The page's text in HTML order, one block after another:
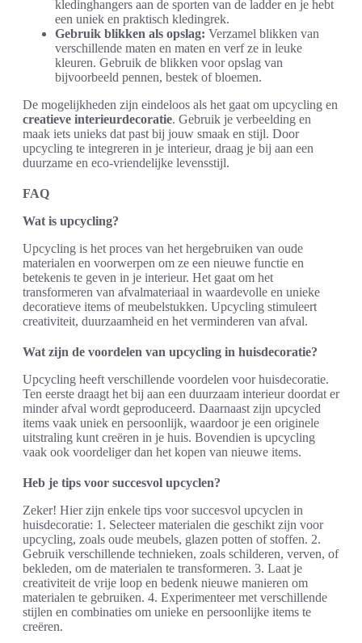
kledinghangers aan de sporten van de ladder en je hebt
een uniek en praktisch kledingrek.
Gebruik blikken als opslag: Verzamel blikken van
verschillende maten en maten en verf ze in leuke
kleuren. Gebruik de blikken voor opslag van
bijvoorbeeld pennen, bestek of bloemen.
De mogelijkheden zijn eindeloos als het gaat om upcycling en
creatieve interieurdecoratie. Gebruik je verbeelding en
maak iets unieks dat past bij jouw smaak en stijl. Door
upcycling te integreren in je interieur, draag je bij aan een
duurzame en eco-vriendelijke levensstijl.
FAQ
Wat is upcycling?
Upcycling is het proces van het hergebruiken van oude
materialen en voorwerpen om ze een nieuwe functie en
betekenis te geven in je interieur. Het gaat om het
transformeren van afvalmateriaal in waardevolle en unieke
decoratieve items of meubelstukken. Upcycling stimuleert
creativiteit, duurzaamheid en het verminderen van afval.
Wat zijn de voordelen van upcycling in huisdecoratie?
Upcycling heeft verschillende voordelen voor huisdecoratie.
Ten eerste draagt het bij aan een duurzaam interieur doordat er
minder afval wordt geproduceerd. Daarnaast zijn upcycled
items vaak uniek en persoonlijk, waardoor je een originele
uitstraling kunt creëren in je huis. Bovendien is upcycling
vaak ook voordeliger dan het kopen van nieuwe items.
Heb je tips voor succesvol upcyclen?
Zeker! Hier zijn enkele tips voor succesvol upcyclen in
huisdecoratie: 1. Selecteer materialen die geschikt zijn voor
upcycling, zoals oude meubels, glazen potten of stoffen. 2.
Gebruik verschillende technieken, zoals schilderen, verven, of
bekleden, om de materialen te transformeren. 3. Laat je
creativiteit de vrije loop en bedenk nieuwe manieren om
materialen te gebruiken. 4. Experimenteer met verschillende
stijlen en combinaties om unieke en persoonlijke items te
creëren.